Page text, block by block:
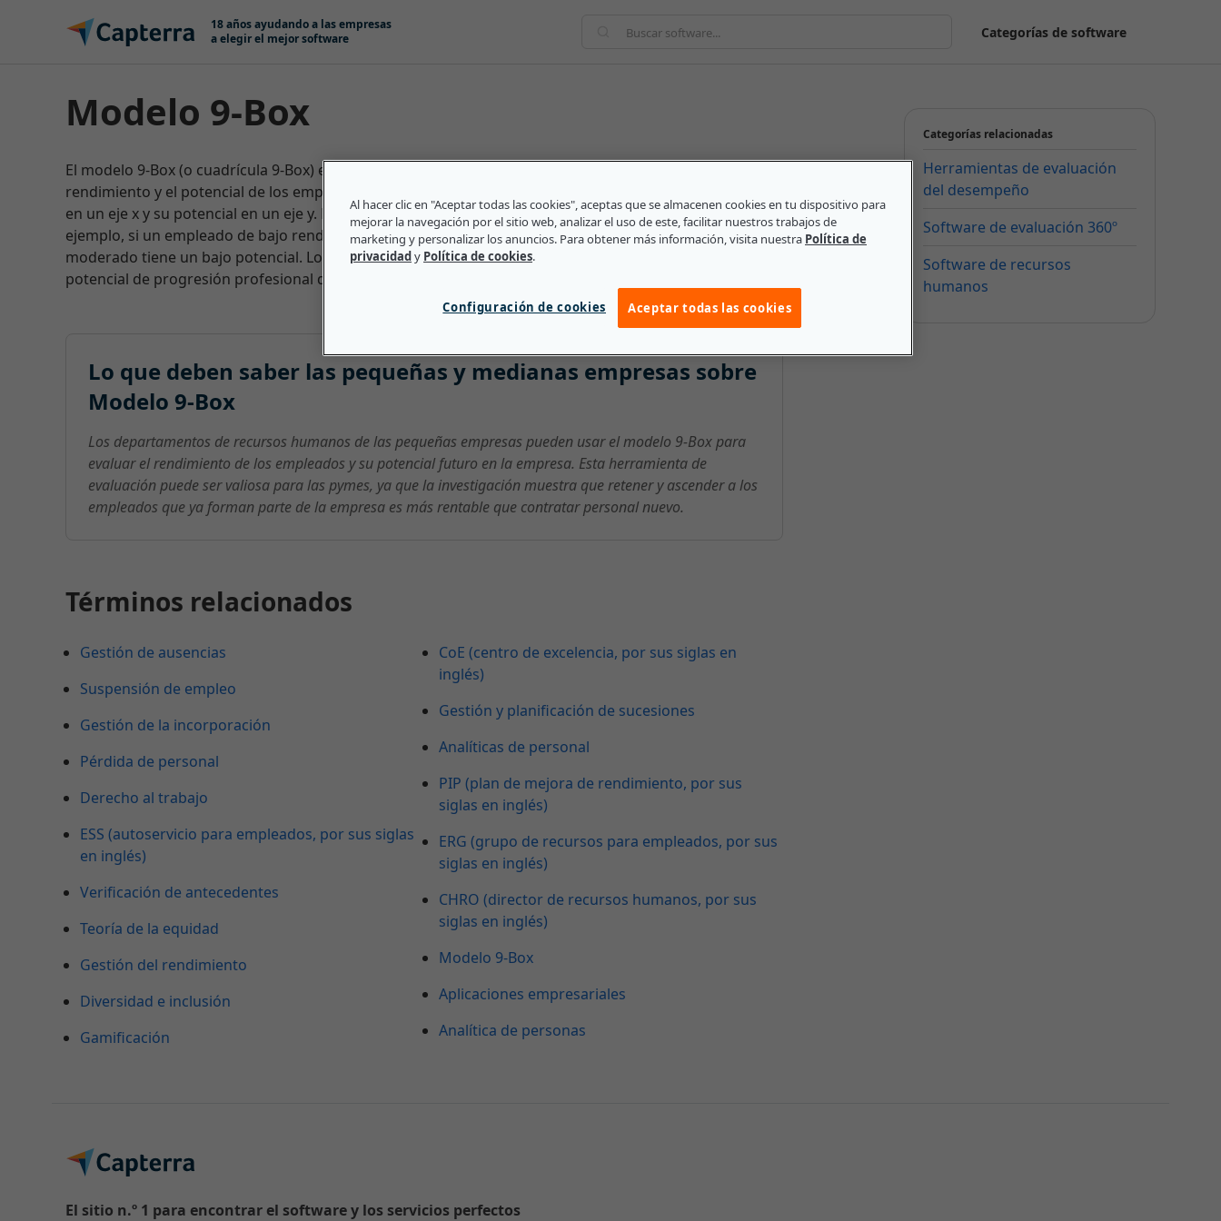
Ir directamente al contenido18 años ayudando a las empresas
a elegir el mejor software
Categorías de software
Modelo 9-Box
El modelo 9-Box (o cuadrícula 9-Box) es una herramienta de evaluación visual que determina el
rendimiento y el potencial de los empleados. Su cuadrícula clasifica el rendimiento de los trabajadores
en un eje x y su potencial en un eje y. Esta herramienta de evaluación predice varios resultados, por
ejemplo, si un empleado de bajo rendimiento tiene un alto potencial o si un empleado de rendimiento
moderado tiene un bajo potencial. Los interesados pueden usar esta herramienta para evaluar el
potencial de progresión profesional de un empleado.
Lo que deben saber las pequeñas y medianas empresas sobre
Modelo 9-Box
Los departamentos de recursos humanos de las pequeñas empresas pueden usar el modelo 9-Box para
evaluar el rendimiento de los empleados y su potencial futuro en la empresa. Esta herramienta de
evaluación puede ser valiosa para las pymes, ya que la investigación muestra que retener y ascender a los
empleados que ya forman parte de la empresa es más rentable que contratar personal nuevo.
Términos relacionados
Gestión de ausencias
Suspensión de empleo
Gestión de la incorporación
Pérdida de personal
Derecho al trabajo
ESS (autoservicio para empleados, por sus siglas
en inglés)
Verificación de antecedentes
Teoría de la equidad
Gestión del rendimiento
Diversidad e inclusión
Gamificación
CoE (centro de excelencia, por sus siglas en
inglés)
Gestión y planificación de sucesiones
Analíticas de personal
PIP (plan de mejora de rendimiento, por sus
siglas en inglés)
ERG (grupo de recursos para empleados, por sus
siglas en inglés)
CHRO (director de recursos humanos, por sus
siglas en inglés)
Modelo 9-Box
Aplicaciones empresariales
Analítica de personas
Categorías relacionadas
Herramientas de evaluación
del desempeño
Software de evaluación 360º
Software de recursos
humanos
El sitio n.º 1 para encontrar el software y los servicios perfectos
Al hacer clic en "Aceptar todas las cookies", aceptas que se almacenen cookies en tu dispositivo para
mejorar la navegación por el sitio web, analizar el uso de este, facilitar nuestros trabajos de
marketing y personalizar los anuncios. Para obtener más información, visita nuestra Política de
privacidady Política de cookies.
Configuración de cookies Aceptar todas las cookies